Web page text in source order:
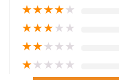
★★★★★
★★★★★
★★★★★
★★★★★